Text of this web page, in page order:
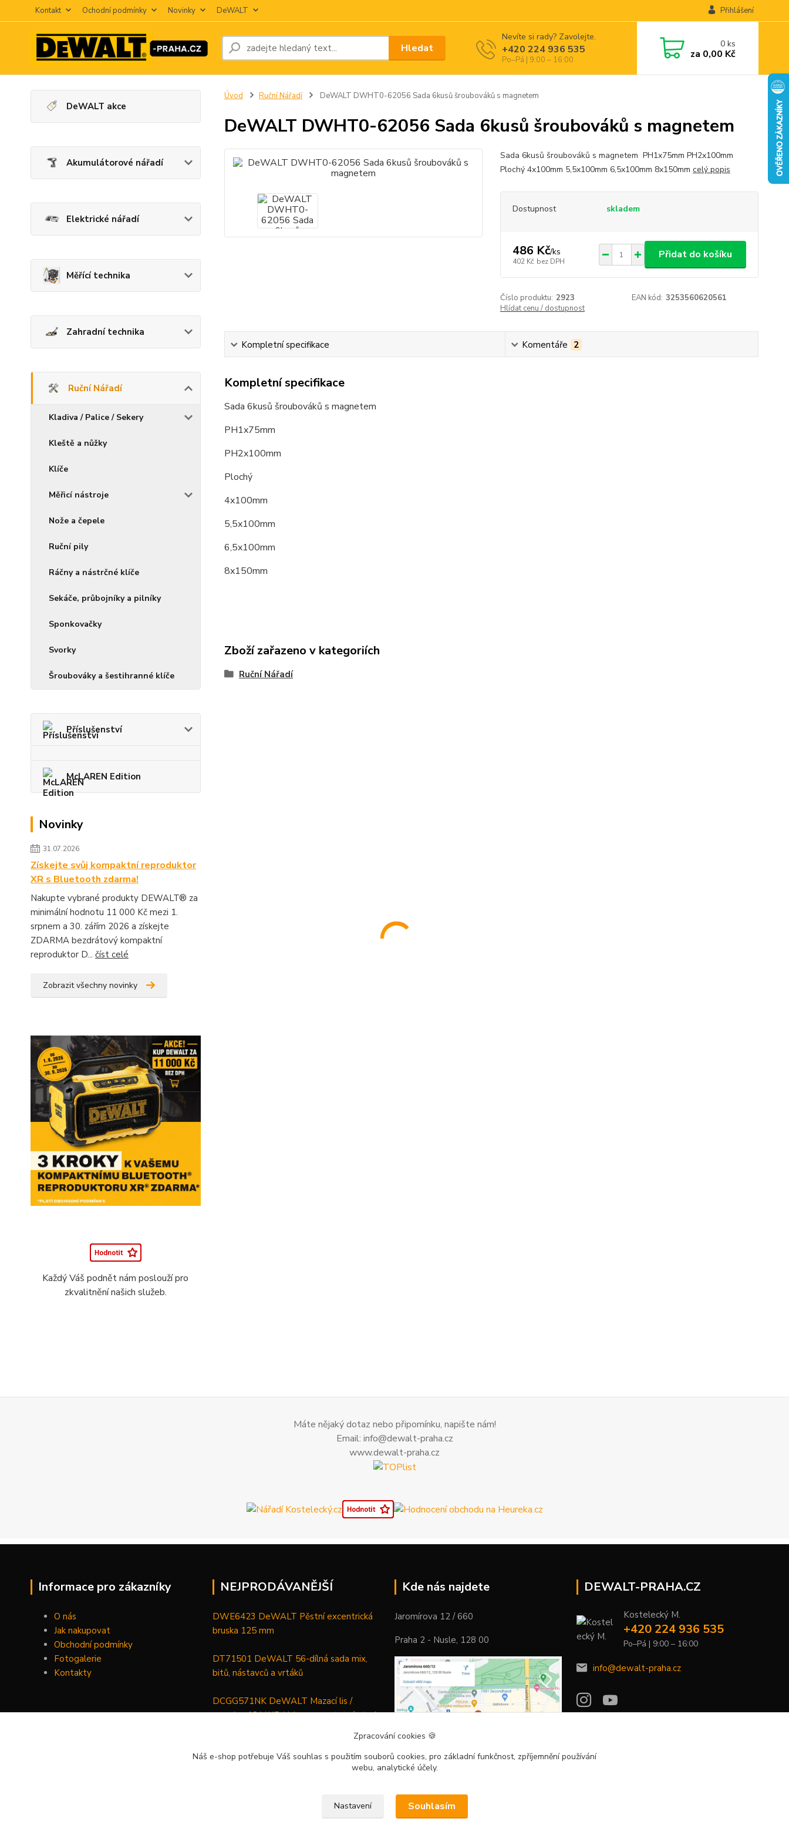
Kontakt Ochodní podmínky Novinky DeWALT Přihlášení
Hledat
Nevíte si rady? Zavolejte.
+420 224 936 535
Po–Pá | 9:00 – 16:00
0ks
za 0,00 Kč
DeWALT akce
Akumulátorové nářadí
Elektrické nářadí
Měřící technika
Zahradní technika
Ruční Nářadí
Kladiva / Palice / Sekery
Kleště a nůžky
Klíče
Měřicí nástroje
Nože a čepele
Ruční pily
Ráčny a nástrčné klíče
Sekáče, průbojníky a pilníky
Sponkovačky
Svorky
Šroubováky a šestihranné klíče
Příslušenství
McLAREN Edition
Novinky
31.07.2026
Získejte svůj kompaktní reproduktor
XR s Bluetooth zdarma!
Nakupte vybrané produkty DEWALT® za
minimální hodnotu 11 000 Kč mezi 1.
srpnem a 30. zářím 2026 a získejte
ZDARMA bezdrátový kompaktní
reproduktor D... číst celé
Zobrazit všechny novinky
Každý Váš podnět nám poslouží pro
zkvalitnění našich služeb.
Úvod Ruční Nářadí DeWALT DWHT0-62056 Sada 6kusů šroubováků s magnetem
DeWALT DWHT0-62056 Sada 6kusů šroubováků s magnetem
Sada 6kusů šroubováků s magnetem PH1x75mm PH2x100mm
Plochý 4x100mm 5,5x100mm 6,5x100mm 8x150mm celý popis
Dostupnost skladem
486 Kč/ks
402 Kč bez DPH
Přidat do košíku
Číslo produktu: 2923 EAN kód: 3253560620561
Hlídat cenu / dostupnost
Kompletní specifikace Komentáře 2
Kompletní specifikace
Sada 6kusů šroubováků s magnetem
PH1x75mm
PH2x100mm
Plochý
4x100mm
5,5x100mm
6,5x100mm
8x150mm
Zboží zařazeno v kategoriích
Ruční Nářadí
Máte nějaký dotaz nebo připomínku, napište nám!
Email: info@dewalt-praha.cz
www.dewalt-praha.cz
Informace pro zákazníky
O nás
Jak nakupovat
Obchodní podmínky
Fotogalerie
Kontakty
NEJPRODÁVANĚJŠÍ
DWE6423 DeWALT Pěstní excentrická
bruska 125 mm
DT71501 DeWALT 56-dílná sada mix,
bitů, nástavců a vrtáků
DCGG571NK DeWALT Mazací lis /
maznice 18 V XR Li-Ion samostatný stroj
Kde nás najdete
Jaromírova 12 / 660
Praha 2 - Nusle, 128 00
DEWALT-PRAHA.CZ
Kostelecký M.
+420 224 936 535
Po–Pá | 9:00 – 16:00
info@dewalt-praha.cz
Zpracování cookies 🍪
Náš e-shop potřebuje Váš souhlas s použitím souborů cookies, pro základní funkčnost, zpříjemnění používání
webu, analytické účely.
Nastavení Souhlasím